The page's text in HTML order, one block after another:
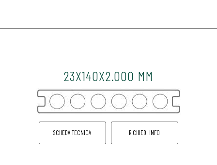
23X140X2.000 MM
SCHEDA TECNICA RICHIEDI INFO